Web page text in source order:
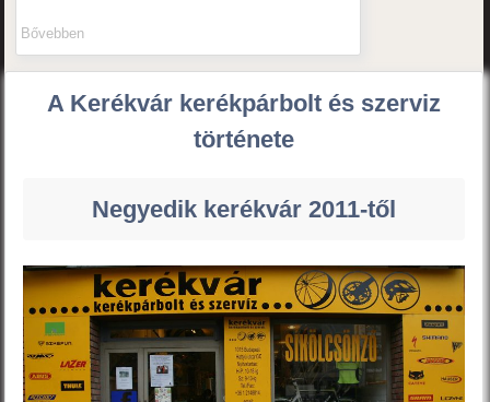
Bővebben
A Kerékvár kerékpárbolt és szerviz
története
Negyedik kerékvár 2011-től